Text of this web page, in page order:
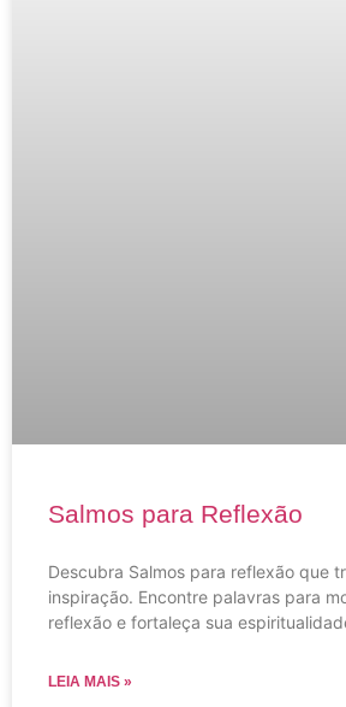
Salmos para Reflexão
Descubra Salmos para reflexão que
inspiração. Encontre palavras para
reflexão e fortaleça sua
LEIA MAIS »